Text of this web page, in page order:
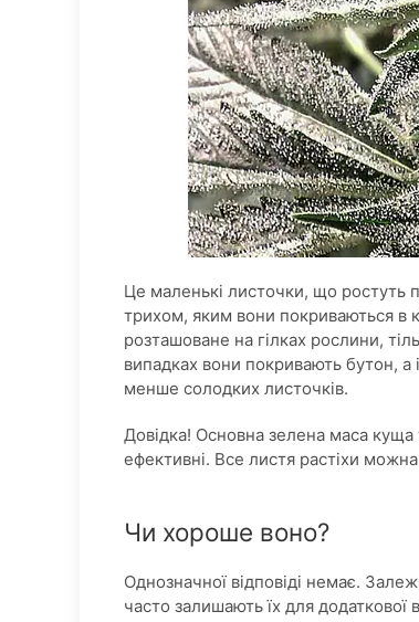
Це маленькі листочки, що ростуть
трихом, яким вони покриваються в
розташоване на гілках рослини,
випадках вони покривають бутон, а
менше солодких листочків.
Довідка! Основна зелена маса
ефективні. Все листя растіхи
Чи хороше воно?
Однозначної відповіді немає.
часто залишають їх для додаткової